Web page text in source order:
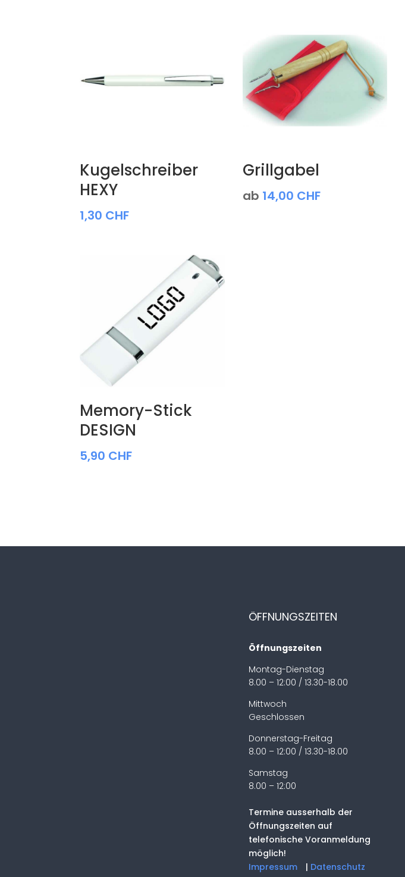
Kugelschreiber
HEXY
1,30 CHF
Grillgabel
ab 14,00 CHF
Memory-Stick
DESIGN
5,90 CHF
ÖFFNUNGSZEITEN
Öffnungszeiten
Montag-Dienstag
8.00 – 12:00 / 13.30-18.00
Mittwoch
Geschlossen
Donnerstag-Freitag
8.00 – 12:00 / 13.30-18.00
Samstag
8.00 – 12:00
Termine ausserhalb der
Öffnungszeiten auf
telefonische Voranmeldung
möglich!
Impressum
| Datenschutz